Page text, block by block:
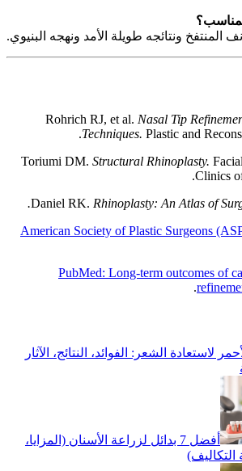
المنتفخ ونتائجه طويلة الأمد ونهجه البنيوي.
Rohrich RJ, et al. Nasal Tip
Techniques. Plastic and
Toriumi DM. Structural Rhinoplasty.
Clinics
Daniel RK. Rhinoplasty: An Atlas of
American Society of Plastic Surgeons
PubMed: Long-term outcomes of
.
لاستعادة الشعر: الفوائد، النتائج، الآثار
أفضل 7 بدائل لزراعة الأسنان (المزايا،
التكاليف)